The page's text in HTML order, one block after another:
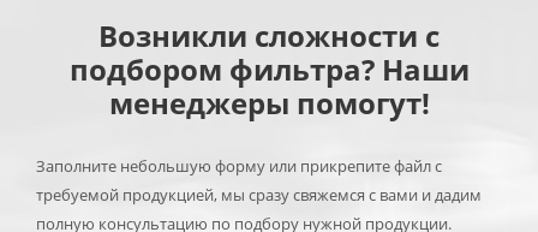
Возникли сложности с
подбором фильтра? Наши
менеджеры помогут!
Заполните небольшую форму или прикрепите файл с
требуемой продукцией, мы сразу свяжемся с вами и дадим
полную консультацию по подбору нужной продукции.